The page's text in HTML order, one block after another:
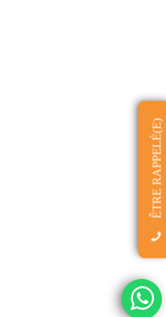
ÊTRE RAPPELÉ(E)